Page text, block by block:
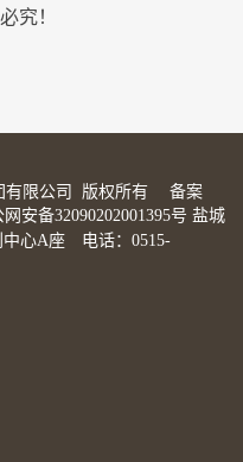
究！
有限公司 版权所有 备案
安备32090202001395号 盐城
中心A座 电话：0515-